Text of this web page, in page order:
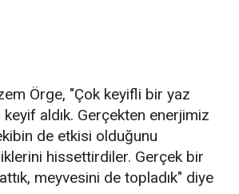
Örge, "Çok keyifli bir yaz
aldık. Gerçekten enerjimiz
de etkisi olduğunu
hissettirdiler. Gerçek bir
meyvesini de topladık" diye